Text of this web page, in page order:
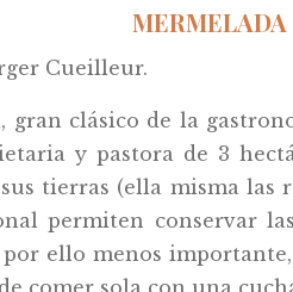
MERMELADA
Cueilleur.
gran clásico de la
y pastora de 3
tierras (ella misma las
permiten conservar
ello menos
comer sola con una